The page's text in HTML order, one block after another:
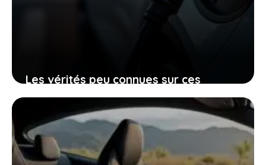
Les vérités peu connues sur ces
voitures électriques françaises
presque invendables sur le marché de
l’occasion
26 janvier 2026